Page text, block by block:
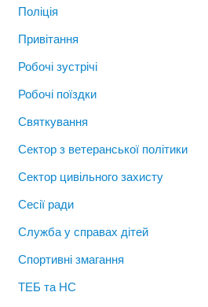
Поліція
Привітання
Робочі зустрічі
Робочі поїздки
Святкування
Сектор з ветеранської політики
Сектор цивільного захисту
Сесії ради
Служба у справах дітей
Спортивні змагання
ТЕБ та НС